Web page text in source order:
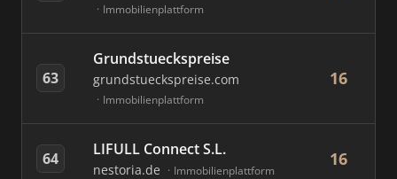
Immobilienplattform
63
Grundstueckspreise
grundstueckspreise.com
Immobilienplattform
16
64 LIFULL Connect S.L.
nestoria.de Immobilienplattform
16